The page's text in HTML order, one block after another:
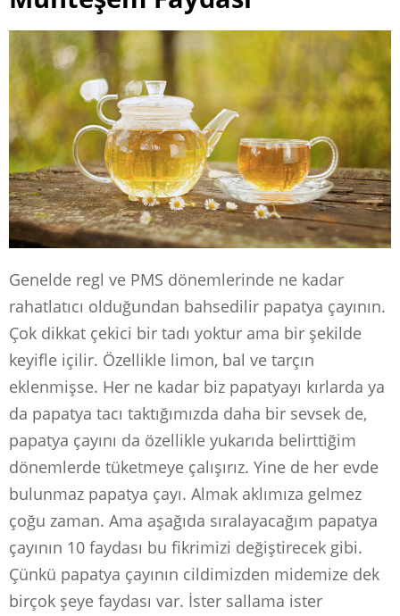
Genelde regl ve PMS dönemlerinde ne kadar
rahatlatıcı olduğundan bahsedilir papatya çayının.
Çok dikkat çekici bir tadı yoktur ama bir şekilde
keyifle içilir. Özellikle limon, bal ve tarçın
eklenmişse. Her ne kadar biz papatyayı kırlarda ya
da papatya tacı taktığımızda daha bir sevsek de,
papatya çayını da özellikle yukarıda belirttiğim
dönemlerde tüketmeye çalışırız. Yine de her evde
bulunmaz papatya çayı. Almak aklımıza gelmez
çoğu zaman. Ama aşağıda sıralayacağım papatya
çayının 10 faydası bu fikrimizi değiştirecek gibi.
Çünkü papatya çayının cildimizden midemize dek
birçok şeye faydası var. İster sallama ister